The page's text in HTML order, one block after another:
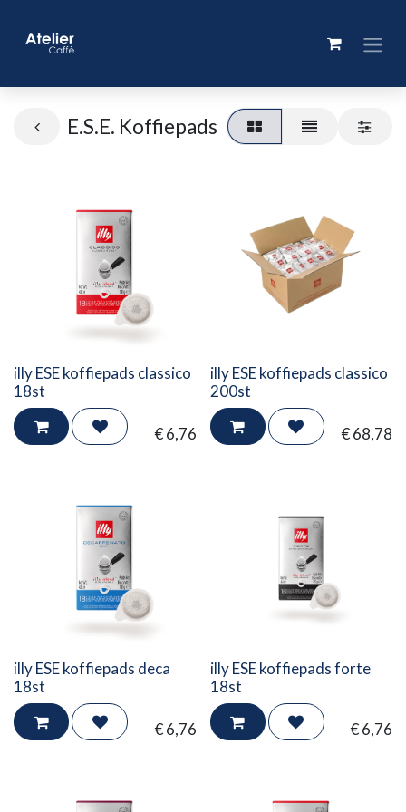
E.S.E. Koffiepads
illy ESE koffiepads classico
18st
€6,76
illy ESE koffiepads classico
200st
€68,78
illy ESE koffiepads deca
18st
€6,76
illy ESE koffiepads forte
18st
€6,76